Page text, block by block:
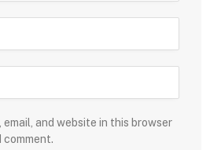
email, and website in this browser